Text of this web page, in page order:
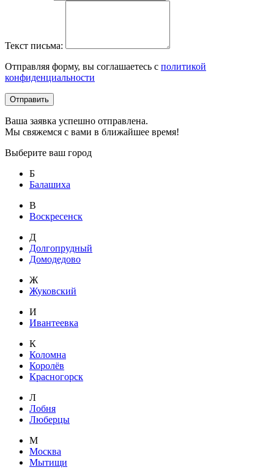
Текст письма:
Отправляя форму, вы соглашаетесь с политикой
конфиденциальности
Отправить
Ваша заявка успешно отправлена.
Мы свяжемся с вами в ближайшее время!
Выберите ваш город
Б
Балашиха
В
Воскресенск
Д
Долгопрудный
Домодедово
Ж
Жуковский
И
Ивантеевка
К
Коломна
Королёв
Красногорск
Л
Лобня
Люберцы
М
Москва
Мытищи